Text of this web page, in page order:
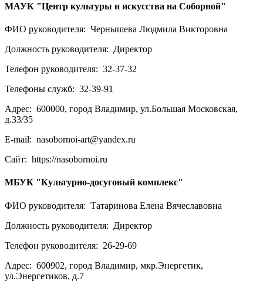
МАУК "Центр культуры и искусства на Соборной"
ФИО руководителя: Чернышева Людмила Викторовна
Должность руководителя: Директор
Телефон руководителя: 32-37-32
Телефоны служб: 32-39-91
Адрес: 600000, город Владимир, ул.Большая Московская,
д.33/35
E-mail: nasobornoi-art@yandex.ru
Сайт: https://nasobornoi.ru
МБУК "Культурно-досуговый комплекс"
ФИО руководителя: Татаринова Елена Вячеславовна
Должность руководителя: Директор
Телефон руководителя: 26-29-69
Адрес: 600902, город Владимир, мкр.Энергетик,
ул.Энергетиков, д.7